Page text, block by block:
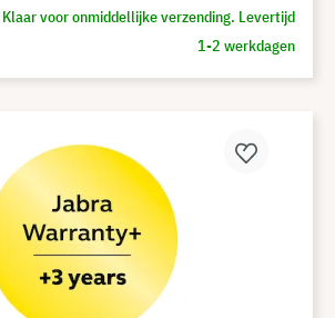
voor onmiddellijke verzending. Levertijd
1-2 werkdagen